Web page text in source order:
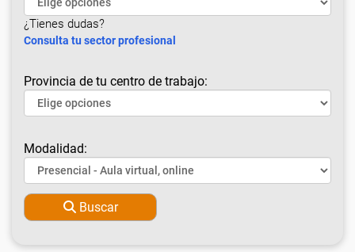
¿Tienes dudas?
Consulta tu sector profesional
Provincia de tu centro de trabajo:
Modalidad:
Buscar